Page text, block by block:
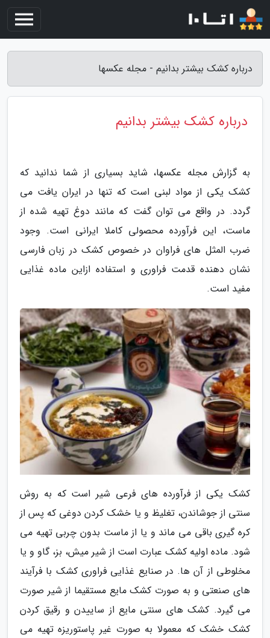
درباره کشک بیشتر بدانیم - مجله عکسها
درباره کشک بیشتر بدانیم
به گزارش مجله عکسها، شاید بسیاری از شما ندانید که
کشک یکی از مواد لبنی است که تنها در ایران یافت می
گردد. در واقع می توان گفت که مانند دوغ تهیه شده از
ماست، این فرآورده محصولی کاملا ایرانی است. وجود
ضرب المثل های فراوان در خصوص کشک در زبان فارسی
نشان دهنده قدمت فراوری و استفاده ازاین ماده غذایی
مفید است.
کشک یکی از فرآورده های فرعی شیر است که به روش
سنتی از جوشاندن، تغلیظ و یا خشک کردن دوغی که پس از
کره گیری باقی می ماند و یا از ماست بدون چربی تهیه می
شود. ماده اولیه کشک عبارت است از شیر میش، بز، گاو و یا
مخلوطی از آن ها. در صنایع غذایی فراوری کشک با فرآیند
های صنعتی و به صورت کشک مایع مستقیما از شیر صورت
می گیرد. کشک های سنتی مایع از ساییدن و رقیق کردن
کشک خشک که معمولا به صورت غیر پاستوریزه تهیه می